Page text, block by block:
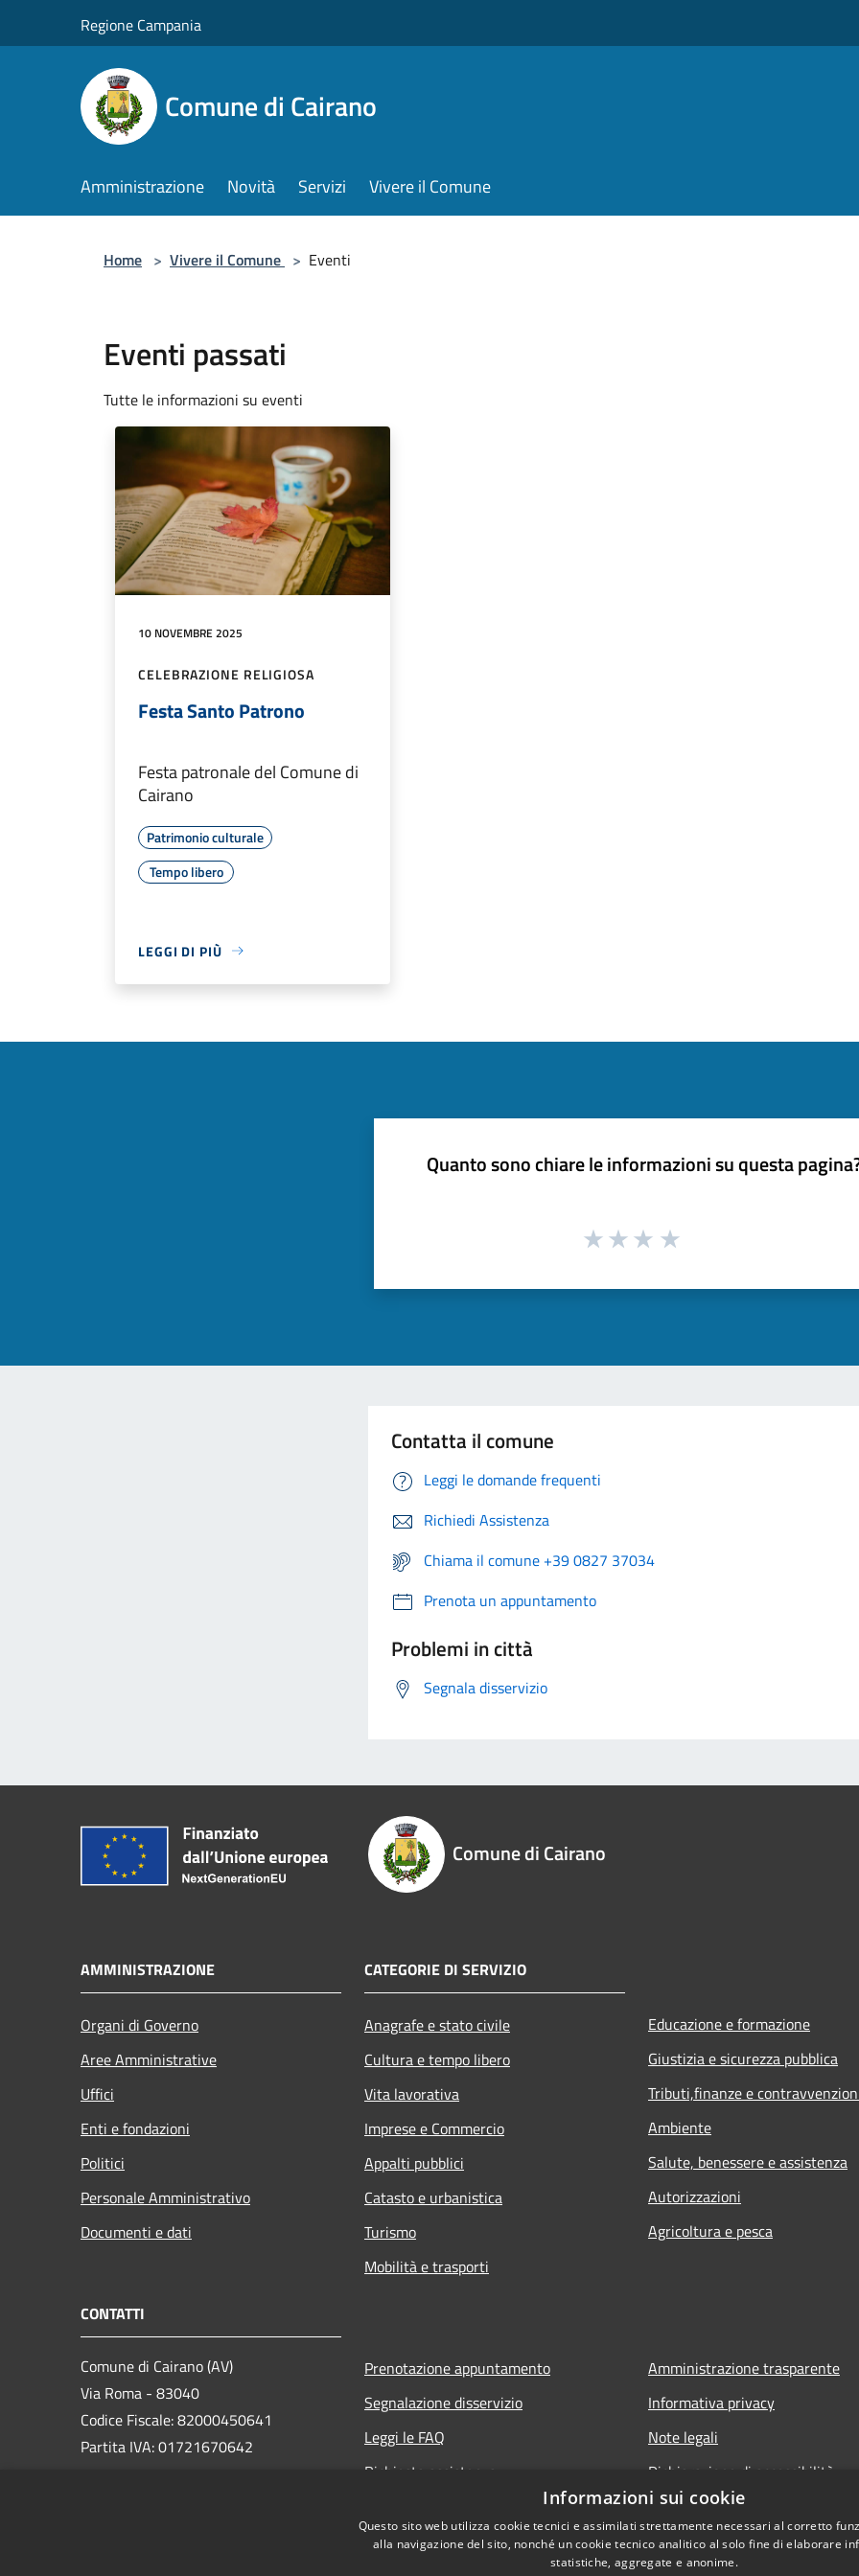
Regione Campania
Comune di Cairano
Amministrazione Novità Servizi Vivere il Comune
Home > Vivere il Comune > Eventi
Eventi passati
Tutte le informazioni su eventi
10 NOVEMBRE 2025
CELEBRAZIONE RELIGIOSA
Festa Santo Patrono
Festa patronale del Comune di
Cairano
Patrimonio culturale
Tempo libero
LEGGI DI PIÙ
Quanto sono chiare le informazioni su questa
Contatta il comune
Leggi le domande frequenti
Richiedi Assistenza
Chiama il comune +39 0827 37034
Prenota un appuntamento
Problemi in città
Segnala disservizio
Comune di Cairano
AMMINISTRAZIONE
Organi di Governo
Aree Amministrative
Uffici
Enti e fondazioni
Politici
Personale Amministrativo
Documenti e dati
CATEGORIE DI SERVIZIO
Anagrafe e stato civile
Cultura e tempo libero
Vita lavorativa
Imprese e Commercio
Appalti pubblici
Catasto e urbanistica
Turismo
Mobilità e trasporti
Educazione e formazione
Giustizia e sicurezza pubblica
Tributi,finanze e
Ambiente
Salute, benessere e assistenza
Autorizzazioni
Agricoltura e pesca
CONTATTI
Comune di Cairano (AV)
Via Roma - 83040
Codice Fiscale: 82000450641
Partita IVA: 01721670642
Prenotazione appuntamento
Segnalazione disservizio
Leggi le FAQ
Richiesta assistenza
Amministrazione trasparente
Informativa privacy
Note legali
Dichiarazione di accessibilità
Informazioni sui cookie
Questo sito web utilizza cookie tecnici e assimilati strettamente necessari al corretto
alla navigazione del sito, nonché un cookie tecnico analitico al solo fine di elaborare
statistiche, aggregate e anonime.